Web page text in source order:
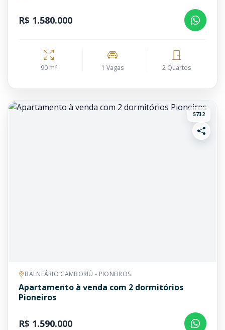
R$ 1.580.000
90 m² 1 Vagas 2 Quartos
5732
BALNEÁRIO CAMBORIÚ - PIONEIROS
Apartamento à venda com 2 dormitórios
Pioneiros
R$ 1.590.000